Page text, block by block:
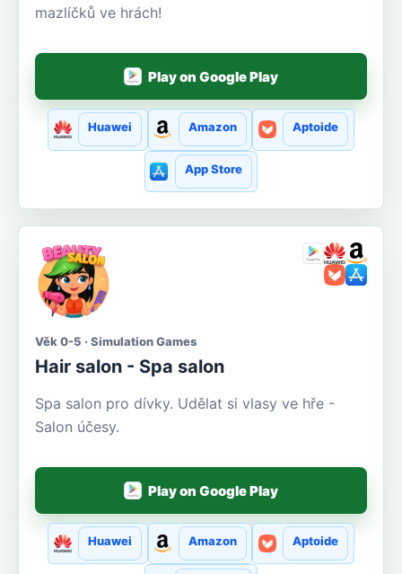
mazlíčků ve hrách!
Play on Google Play
Huawei Amazon Aptoide
App Store
Věk 0-5 · Simulation Games
Hair salon - Spa salon
Spa salon pro dívky. Udělat si vlasy ve hře -
Salon účesy.
Play on Google Play
Huawei Amazon Aptoide